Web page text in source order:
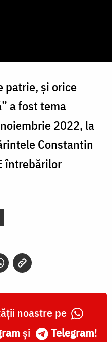
patrie, și orice
a fost tema
2022, la
Constantin
întrebărilor
noastre pe
și Telegram!